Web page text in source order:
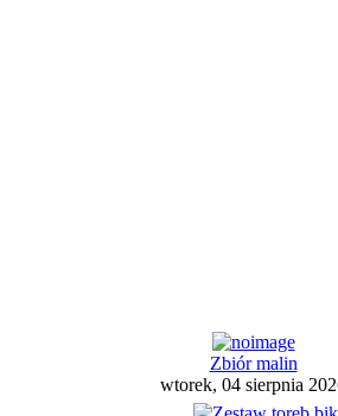
Zbiór malin
wtorek, 04 sierpnia